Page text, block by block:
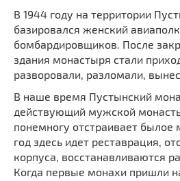
В 1944 году на территории
базировался женский
бомбардировщиков. После
здания монастыря стали
разворовали, разломали,
В наше время Пустынский
действующий мужской
понемногу отстраивает былое
год здесь идет реставрация,
корпуса, восстанавливаются
Когда первые монахи пришли